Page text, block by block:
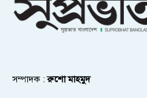
সম্পাদক :রুশো মাহমুদ